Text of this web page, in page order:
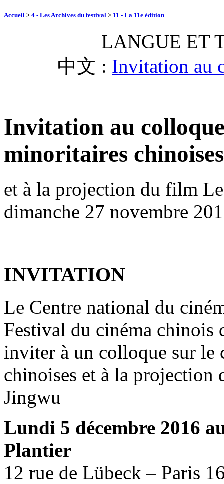
Accueil > 4 - Les Archives du festival > 11 - La 11e édition
LANGUE ET
中文 : Invitation au
Invitation au
minoritaires chinoises
et à la projection du film
dimanche 27 novembre
INVITATION
Le Centre national du
Festival du cinéma chinois
inviter à un colloque sur le
chinoises et à la
Jingwu
Lundi 5 décembre 2016
Plantier
12 rue de Lübeck – Paris